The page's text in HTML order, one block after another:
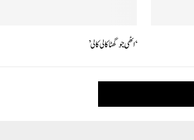
‘اٹھّی جو گھٹاکالی کالی’